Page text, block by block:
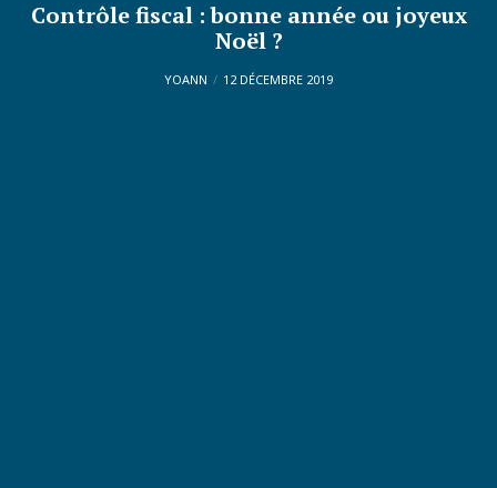
Contrôle fiscal : bonne année ou joyeux
Noël ?
YOANN 12 DÉCEMBRE 2019